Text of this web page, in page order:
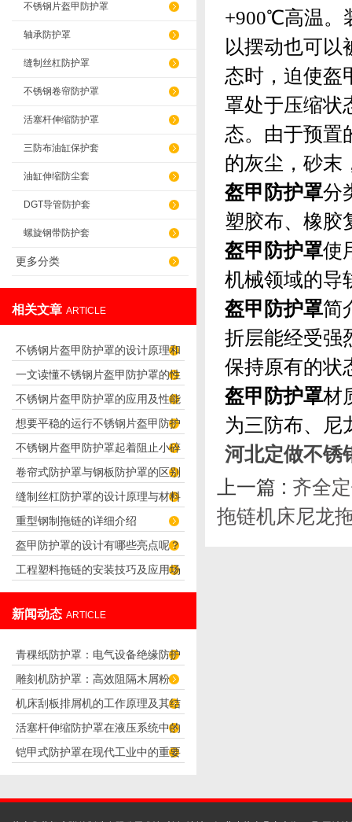
不锈钢片盔甲防护罩
轴承防护罩
缝制丝杠防护罩
不锈钢卷帘防护罩
活塞杆伸缩防护罩
三防布油缸保护套
油缸伸缩防尘套
DGT导管防护套
螺旋钢带防护套
更多分类
相关文章 ARTICLE
不锈钢片盔甲防护罩的设计原理和
应用
一文读懂不锈钢片盔甲防护罩的性
能特点
不锈钢片盔甲防护罩的应用及性能
特点
想要平稳的运行不锈钢片盔甲防护
罩，我们需要先了解下这些情况
不锈钢片盔甲防护罩起着阻止小碎
片渗透的作用
卷帘式防护罩与钢板防护罩的区别
和特点
缝制丝杠防护罩的设计原理与材料
选择
重型钢制拖链的详细介绍
盔甲防护罩的设计有哪些亮点呢？
工程塑料拖链的安装技巧及应用场
新闻动态 ARTICLE
青稞纸防护罩：电气设备绝缘防护
专用方案
雕刻机防护罩：高效阻隔木屑粉
尘，守护设备精度与安全
机床刮板排屑机的工作原理及其结
构分析
活塞杆伸缩防护罩在液压系统中的
应用
铠甲式防护罩在现代工业中的重要
+900℃高温。
以摆动也可以
态时，迫使盔
罩处于压缩状
态。由于预置
的灰尘，砂末
盔甲防护罩分
塑胶布、橡胶
盔甲防护罩使
机械领域的导
盔甲防护罩简
折层能经受强
保持原有的状
盔甲防护罩材
为三防布、尼
河北定做不锈
上一篇 : 齐全
拖链机床尼龙